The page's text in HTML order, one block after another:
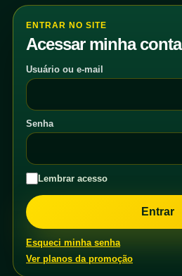
ENTRAR NO SITE
Acessar minha conta
Usuário ou e-mail
Senha
Lembrar acesso
Esqueci minha senha
Ver planos da promoção